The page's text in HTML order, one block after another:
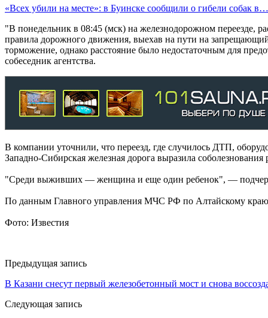
«Всех убили на месте»: в Буинске сообщили о гибели собак в…
"В понедельник в 08:45 (мск) на железнодорожном переезде,
правила дорожного движения, выехав на пути на
торможение, однако расстояние было недостаточным для
собеседник агентства.
В компании уточнили, что переезд, где случилось ДТП,
Западно-Сибирская железная дорога выразила соболезнования
"Среди выживших — женщина и еще один ребенок", —
По данным Главного управления МЧС РФ по Алтайскому
Фото: Известия
Предыдущая запись
В Казани снесут первый железобетонный мост и снова
Следующая запись